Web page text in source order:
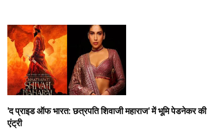
'द प्राइड ऑफ भारत: छत्रपति शिवाजी महाराज' में भूमि पेडनेकर की
एंट्री